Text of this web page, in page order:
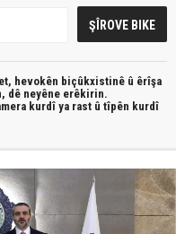
hevokên biçûkxistinê û êrîşa
dê neyêne erêkirin.
kurdî ya rast û tîpên kurdî